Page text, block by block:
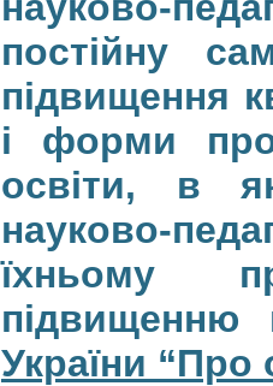
постійну
підвищення
і форми
освіти, в
науково-
їхньому
підвищенню
України “Про